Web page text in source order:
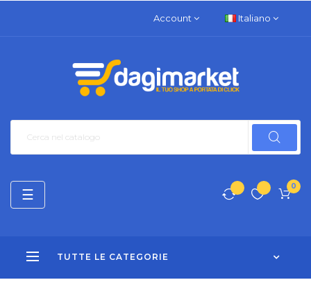
Account Italiano
0
TUTTE LE CATEGORIE
navigazione
Toggle
☰